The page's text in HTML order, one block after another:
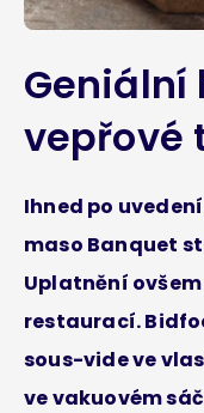
Geniální
vepřové
Ihned po
maso Banquet
Uplatnění
restaurací.
sous-vide ve
ve vakuovém